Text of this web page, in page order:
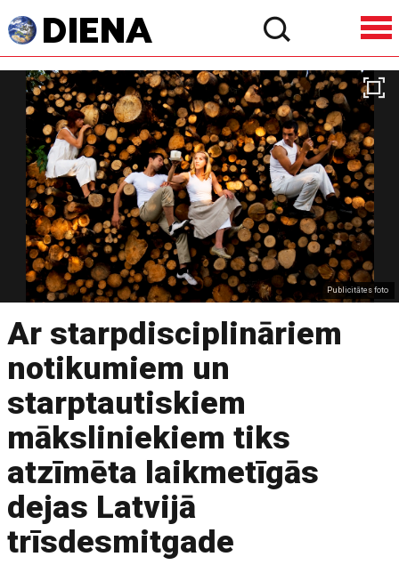
Publicitātes foto
Ar starpdisciplināriem
notikumiem un
starptautiskiem
māksliniekiem tiks
atzīmēta laikmetīgās
dejas Latvijā
trīsdesmitgade